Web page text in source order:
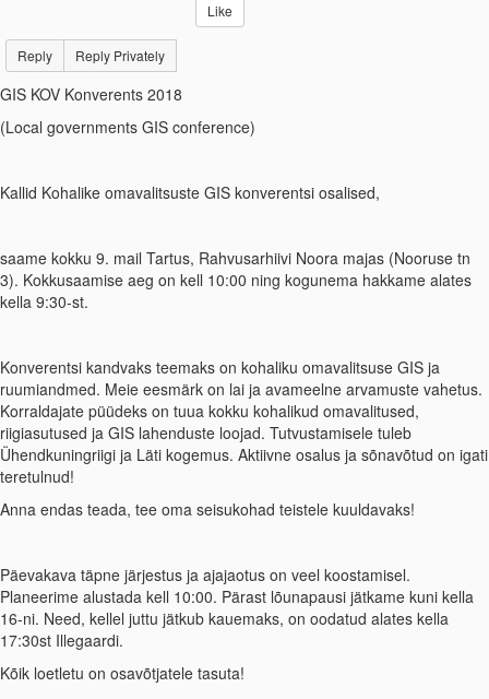
Like
Reply Reply Privately
GIS KOV Konverents 2018
(Local governments GIS conference)
Kallid Kohalike omavalitsuste GIS konverentsi osalised,
saame kokku 9. mail Tartus, Rahvusarhiivi Noora majas (Nooruse tn
3). Kokkusaamise aeg on kell 10:00 ning kogunema hakkame alates
kella 9:30-st.
Konverentsi kandvaks teemaks on kohaliku omavalitsuse GIS ja
ruumiandmed. Meie eesmärk on lai ja avameelne arvamuste vahetus.
Korraldajate püüdeks on tuua kokku kohalikud omavalitused,
riigiasutused ja GIS lahenduste loojad. Tutvustamisele tuleb
Ühendkuningriigi ja Läti kogemus. Aktiivne osalus ja sõnavõtud on igati
teretulnud!
Anna endas teada, tee oma seisukohad teistele kuuldavaks!
Päevakava täpne järjestus ja ajajaotus on veel koostamisel.
Planeerime alustada kell 10:00. Pärast lõunapausi jätkame kuni kella
16-ni. Need, kellel juttu jätkub kauemaks, on oodatud alates kella
17:30st Illegaardi.
Kõik loetletu on osavõtjatele tasuta!